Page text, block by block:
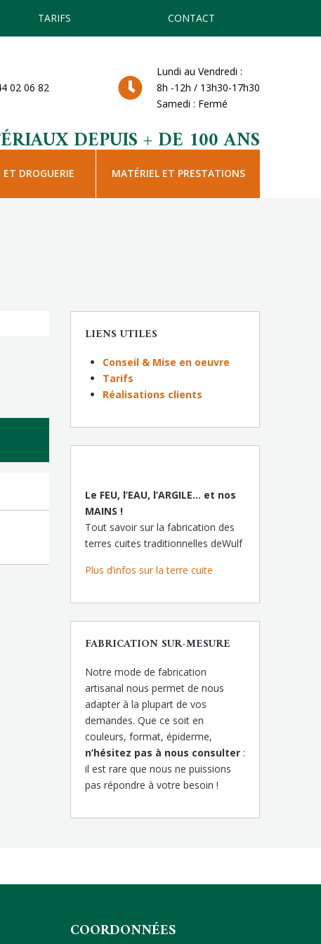
TARIFS CONTACT
02 06 82
Lundi au Vendredi :
8h -12h / 13h30-17h30
Samedi : Fermé
DEPUIS + DE 100 ANS
DROGUERIE MATÉRIEL ET PRESTATIONS
LIENS UTILES
Conseil & Mise en oeuvre
Tarifs
Réalisations clients
Le FEU, l’EAU, l’ARGILE… et nos
MAINS !
Tout savoir sur la fabrication des
terres cuites traditionnelles deWulf
Plus d’infos sur la terre cuite
FABRICATION SUR-MESURE
Notre mode de fabrication
artisanal nous permet de nous
adapter à la plupart de vos
demandes. Que ce soit en
couleurs, format, épiderme,
n’hésitez pas à nous consulter :
il est rare que nous ne puissions
pas répondre à votre besoin !
COORDONNÉES